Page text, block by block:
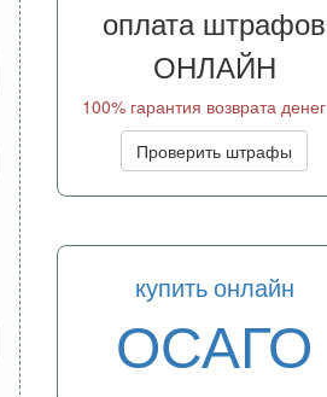
оплата штрафов
ОНЛАЙН
100% гарантия возврата денег
Проверить штрафы
купить онлайн
ОСАГО